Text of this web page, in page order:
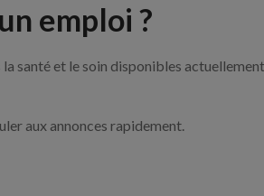
emploi ?
la santé et le soin disponibles
aux annonces rapidement.